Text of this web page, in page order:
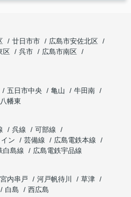
廿日市市
広島市安佐北区
区 呉市
広島市南区
五日市中央 亀山
牛田南
八幡東
呉線
可部線
ン
芸備線
広島電鉄本線
白島線
広島電鉄宇品線
宮内串戸 河戸帆待川
草津
白島 西広島